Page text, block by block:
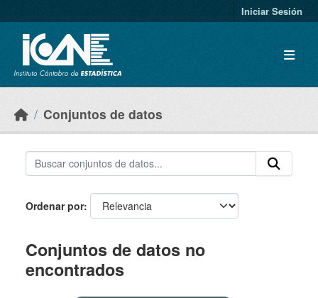
Iniciar Sesión
Conjuntos de datos
Ordenar por
Conjuntos de datos no
encontrados